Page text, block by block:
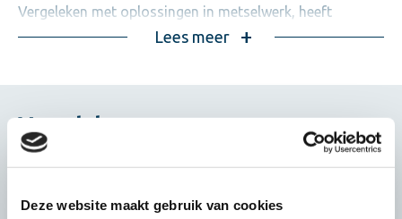
Deze website maakt gebruik van cookies
Vergeleken met oplossingen in metselwerk, heeft
lijmwerk een hogere hecht- en buigtreksterkte. Ook het
• ‘hol-en-dol’-profilering aan de boven- en onderkant;
• twee duimgaten aan de bovenzijde.
Lees meer
Voordelen